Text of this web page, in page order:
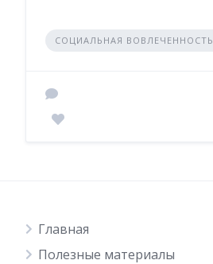
СОЦИАЛЬНАЯ ВОВЛЕЧЕННОСТЬ
Главная
Полезные материалы